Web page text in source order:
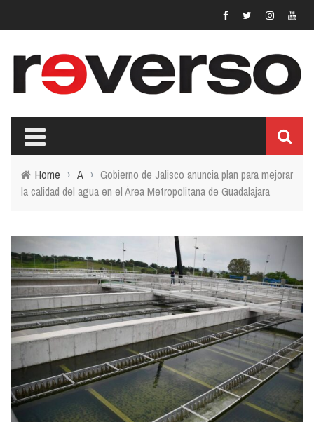
Home › A › Gobierno de Jalisco anuncia plan para mejorar
la calidad del agua en el Área Metropolitana de Guadalajara